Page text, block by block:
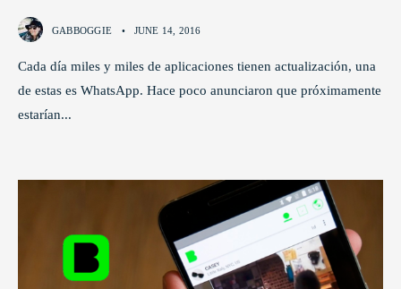
GABBOGGIE • JUNE 14, 2016
Cada día miles y miles de aplicaciones tienen actualización, una
de estas es WhatsApp. Hace poco anunciaron que próximamente
estarían...